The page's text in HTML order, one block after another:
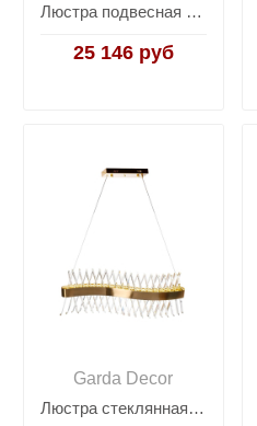
Люстра подвесная "Капли" круглая золото 86-80154
25 146 руб
Garda Decor
Люстра стеклянная LED "Волна" 62GDW-913-800